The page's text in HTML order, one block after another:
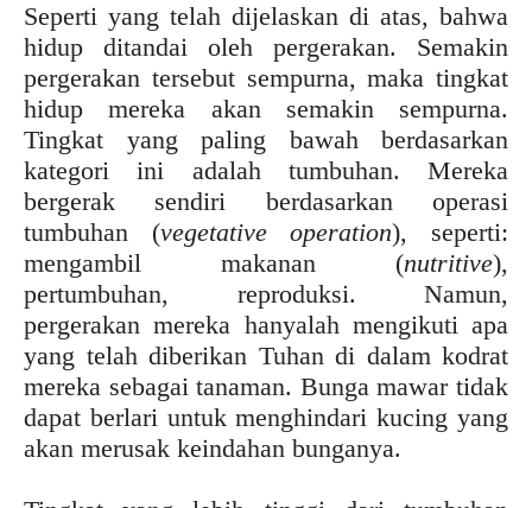
Seperti yang telah dijelaskan di atas, bahwa
hidup ditandai oleh pergerakan. Semakin
pergerakan tersebut sempurna, maka tingkat
hidup mereka akan semakin sempurna.
Tingkat yang paling bawah berdasarkan
kategori ini adalah tumbuhan. Mereka
bergerak sendiri berdasarkan operasi
tumbuhan (vegetative operation), seperti:
mengambil makanan (nutritive),
pertumbuhan, reproduksi. Namun,
pergerakan mereka hanyalah mengikuti apa
yang telah diberikan Tuhan di dalam kodrat
mereka sebagai tanaman. Bunga mawar tidak
dapat berlari untuk menghindari kucing yang
akan merusak keindahan bunganya.